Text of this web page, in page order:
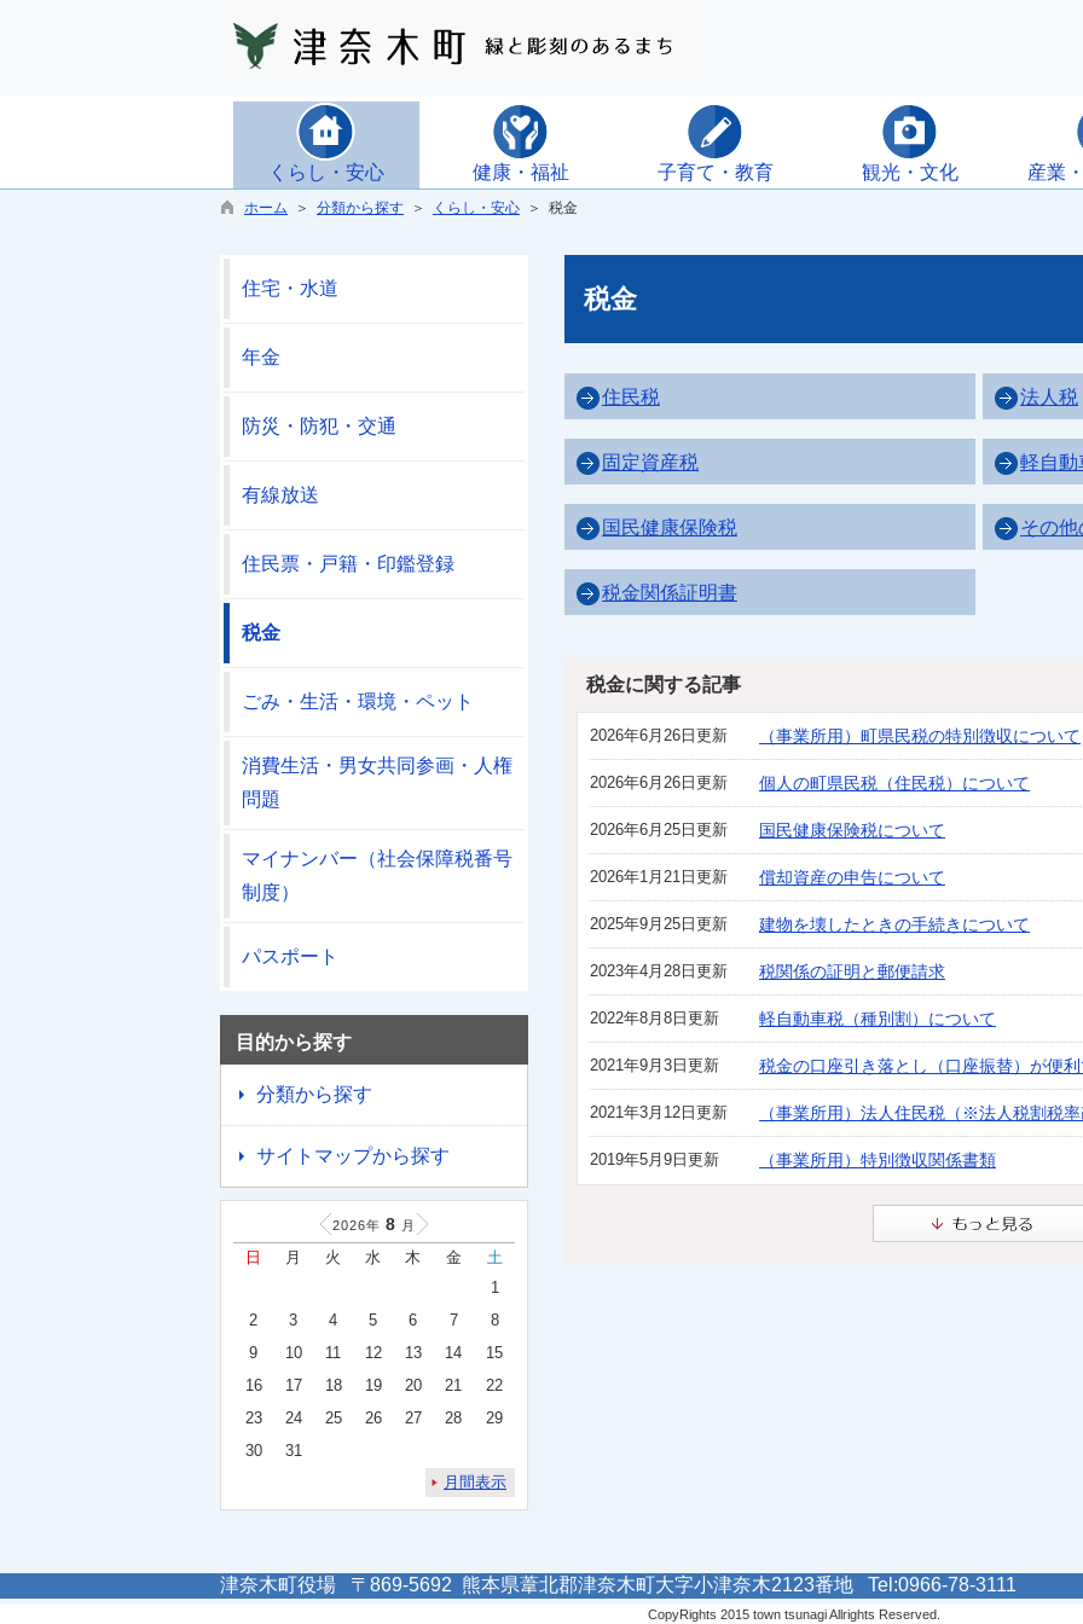
くらし・安心 健康・福祉 子育て・教育 観光・文化 産業
ホーム ＞ 分類から探す ＞ くらし・安心 ＞ 税金
税金
住民税 法人税
固定資産税 軽自動
国民健康保険税 その他
税金関係証明書
税金に関する記事
2026年6月26日更新 （事業所用）町県民税の特別徴収について
2026年6月26日更新 個人の町県民税（住民税）について
2026年6月25日更新 国民健康保険税について
2026年1月21日更新 償却資産の申告について
2025年9月25日更新 建物を壊したときの手続きについて
2023年4月28日更新 税関係の証明と郵便請求
2022年8月8日更新 軽自動車税（種別割）について
2021年9月3日更新 税金の口座引き落とし（口座振替）が便
2021年3月12日更新 （事業所用）法人住民税（※法人税割税
2019年5月9日更新 （事業所用）特別徴収関係書類
住宅・水道
年金
防災・防犯・交通
有線放送
住民票・戸籍・印鑑登録
税金
ごみ・生活・環境・ペット
消費生活・男女共同参画・人権
問題
マイナンバー（社会保障税番号
制度）
パスポート
目的から探す
分類から探す
サイトマップから探す
2026年 8 月
日 月 火 水 木 金
土
1
2
3 4 5 6 7
8
9
10 11 12 13 14
15
16
17 18 19 20 21
22
23
24 25 26 27 28
29
30
31
月間表示
津奈木町役場 〒869-5692 熊本県葦北郡津奈木町大字小津奈木2123番地 Tel:0966-78-3111
CopyRights 2015 town tsunagi Allrights Reserved.